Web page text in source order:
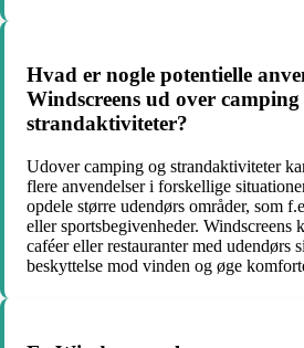
Hvad er nogle potentielle
Windscreens ud over camping
strandaktiviteter?
Udover camping og strandaktiviteter
flere anvendelser i forskellige
opdele større udendørs områder, som
eller sportsbegivenheder. Windscreens
caféer eller restauranter med udendørs
beskyttelse mod vinden og øge